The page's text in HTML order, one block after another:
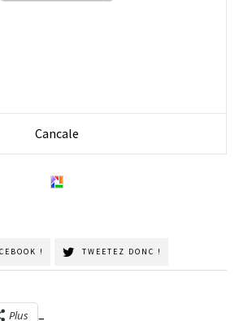
Cancale
! TWEETEZ DONC !
Plus